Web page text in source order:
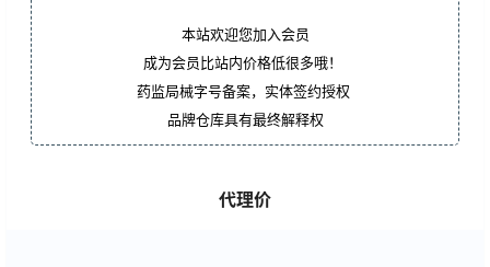
本站欢迎您加入会员
成为会员比站内价格低很多哦！
药监局械字号备案，实体签约授权
品牌仓库具有最终解释权
代理价